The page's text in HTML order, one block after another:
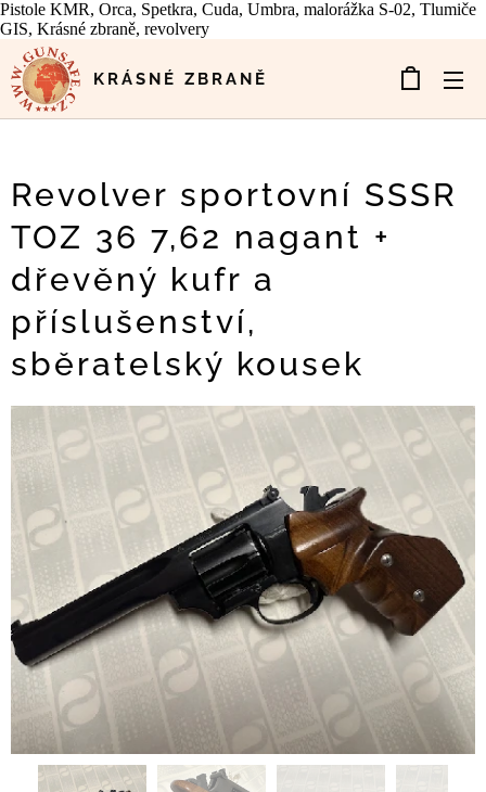
Pistole KMR, Orca, Spetkra, Cuda, Umbra, malorážka S-02, Tlumiče
GIS, Krásné zbraně, revolvery
KRÁSNÉ ZBRANĚ
Revolver sportovní SSSR
TOZ 36 7,62 nagant +
dřevěný kufr a
příslušenství,
sběratelský kousek